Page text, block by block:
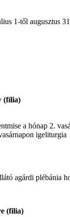
1-től augusztus
(fília)
a hónap 2.
igeliturgia
agárdi plébánia
(filia)